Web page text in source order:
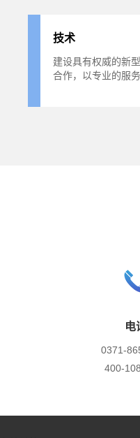
技术
建设具有权威的新
合作，以专业的服
电
0371-
400-